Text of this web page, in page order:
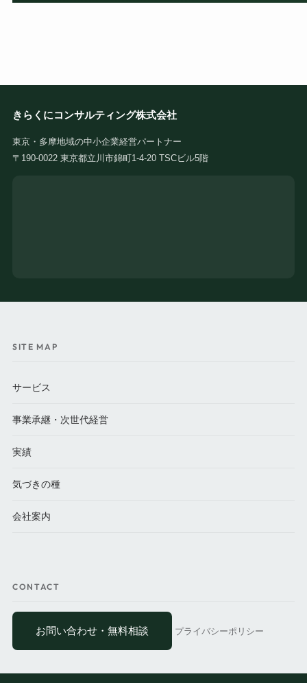
きらくにコンサルティング株式会社
東京・多摩地域の中小企業経営パートナー
〒190-0022 東京都立川市錦町1-4-20 TSCビル5階
SITE MAP
サービス
事業承継・次世代経営
実績
気づきの種
会社案内
CONTACT
お問い合わせ・無料相談 プライバシーポリシー